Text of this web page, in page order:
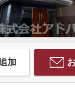
加